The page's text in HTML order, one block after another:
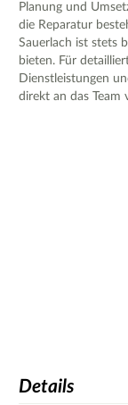
Planung und
die Reparatur
Sauerlach ist stets
bieten. Für
Dienstleistungen
direkt an das Team
Details